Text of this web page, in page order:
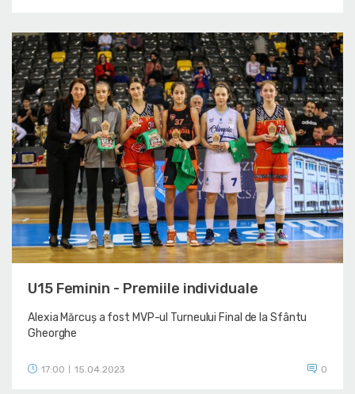
U15 Feminin - Premiile individuale
Alexia Mărcuș a fost MVP-ul Turneului Final de la Sfântu
Gheorghe
17:00 15.04.2023 0